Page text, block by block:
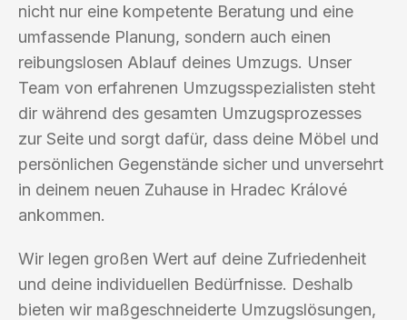
nicht nur eine kompetente Beratung und eine
umfassende Planung, sondern auch einen
reibungslosen Ablauf deines Umzugs. Unser
Team von erfahrenen Umzugsspezialisten steht
dir während des gesamten Umzugsprozesses
zur Seite und sorgt dafür, dass deine Möbel und
persönlichen Gegenstände sicher und unversehrt
in deinem neuen Zuhause in Hradec Králové
ankommen.
Wir legen großen Wert auf deine Zufriedenheit
und deine individuellen Bedürfnisse. Deshalb
bieten wir maßgeschneiderte Umzugslösungen,